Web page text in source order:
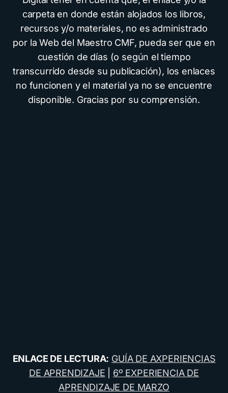
carpeta en donde están alojados los libros,
recursos y/o materiales, no es administrado
por la Web del Maestro CMF, pueda ser que en
cuestión de días (o según el tiempo
transcurrido desde su publicación), los enlaces
no funcionen y el material ya no se encuentre
disponible. Gracias por su comprensión.
ENLACE DE LECTURA: GUÍA DE AXPERIENCIAS
DE APRENDIZAJE
6º EXPERIENCIA DE
APRENDIZAJE DE MARZO